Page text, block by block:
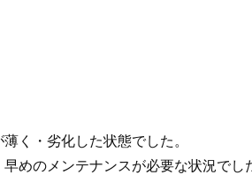
く・劣化した状態でした。
めのメンテナンスが必要な状況でし